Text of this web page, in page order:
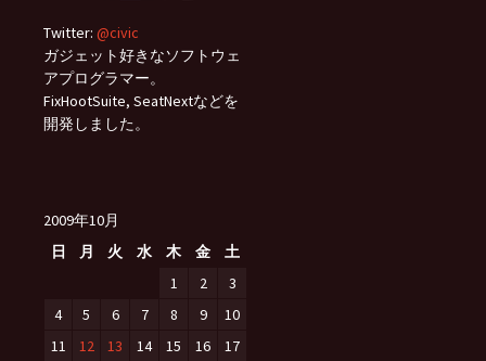
Twitter: @civic
ガジェット好きなソフトウェ
アプログラマー。
FixHootSuite, SeatNextなどを
開発しました。
2009年10月
日
月 火 水 木 金
土
1
2
3
4
5 6 7 8 9
10
11
12 13 14 15 16 17